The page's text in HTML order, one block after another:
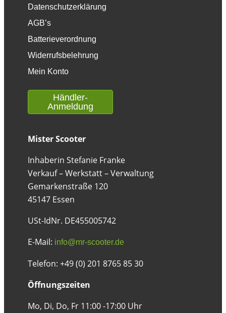
Mister Scooter
Inhaberin Stefanie Franke
Verkauf – Werkstatt – Verwaltung
Gemarkenstraße 120
45147 Essen
USt-IdNr. DE455005742
E-Mail: info@mr-scooter.de
Telefon: +49 (0) 201 8765 85 30
Öffnungszeiten
Mo, Di, Do, Fr 11:00 -17:00 Uhr
Datenschutzerklärung
AGB’s
Batterieverordnung
Widerrufsbelehrung
Mein Konto
Händler-
Anmeldung